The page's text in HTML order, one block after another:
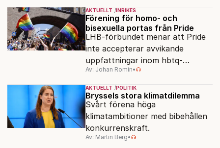
AKTUELLT INRIKES
Förening för homo- och
bisexuella portas från Pride
LHB-förbundet menar att Pride
inte accepterar avvikande
uppfattningar inom hbtq-
rörelsen. "Vi har inga problem
med transpersoner", säger
ordföranden Linn Saarinen.
Av: Johan Romin•
AKTUELLT POLITIK
Bryssels stora klimatdilemma
Svårt förena höga
klimatambitioner med bibehållen
konkurrenskraft.
Av: Martin Berg•